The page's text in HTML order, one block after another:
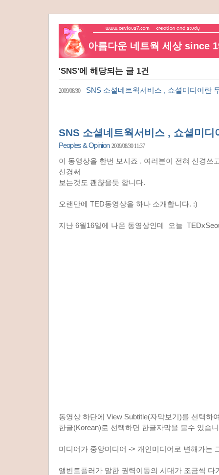
아름다운 네트웍 세상 since
'SNS'에 해당되는 글 1건
2009/08/30 SNS 소셜네트웍서비스 , 쇼셜미디어란
SNS 소셜네트웍서비스 , 쇼셜미디
Peoples & Opinion 2009/08/30 11:37
이 동영상을 한번 보시죠 . 여러분이 전혀 신경쓰
신경써
보는것도 괜챦을듯 합니다.
오랜만에 TED동영상을 하나 소개합니다. :)
지난 6월16일에 나온 동영상인데 오늘
동영상 하단에 View Subtitle(자막보기)를 선택하
한글(Korean)로 선택하면 한글자막을 볼수 있습
미디어가 중앙미디어 -> 개인미디어로 변해가는
앨빈토플러가 말한 권력이동의 시대가 조금씩 다